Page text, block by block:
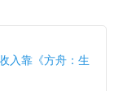
入靠《方舟：生